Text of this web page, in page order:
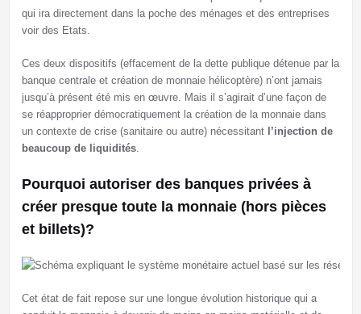
qui ira directement dans la poche des ménages et des entreprises
voir des Etats.
Ces deux dispositifs (effacement de la dette publique détenue par la
banque centrale et création de monnaie hélicoptère) n’ont jamais
jusqu’à présent été mis en œuvre. Mais il s’agirait d’une façon de
se réapproprier démocratiquement la création de la monnaie dans
un contexte de crise (sanitaire ou autre) nécessitant l’injection de
beaucoup de liquidités.
Pourquoi autoriser des banques privées à
créer presque toute la monnaie (hors pièces
et billets)?
Cet état de fait repose sur une longue évolution historique qui a